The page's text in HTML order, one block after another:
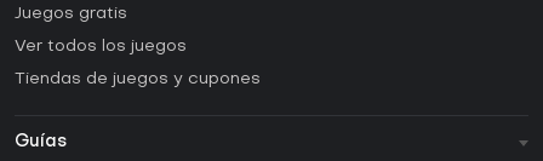
Juegos gratis
Ver todos los juegos
Tiendas de juegos y cupones
Guías